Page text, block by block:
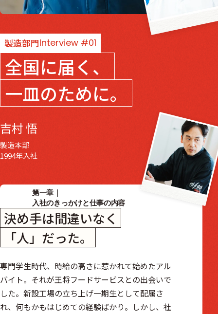
製造部門Interview #01
全国に届く、
一皿のために。
吉村 悟
製造本部
1994年入社
第一章｜
入社のきっかけと仕事の内容
決め手は間違いなく
「人」だった。
専門学生時代、時給の高さに惹かれて始めたアル
バイト。それが王将フードサービスとの出会いで
した。新設工場の立ち上げ一期生として配属さ
れ、何もかもはじめての経験ばかり。しかし、社